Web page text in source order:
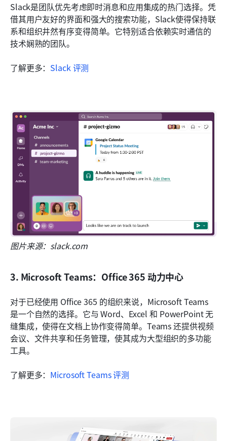
Slack是团队优先考虑即时消息和应用集成的热门选择。凭
借其用户友好的界面和强大的搜索功能，Slack使得保持联
系和组织井然有序变得简单。它特别适合依赖实时通信的
技术娴熟的团队。
了解更多： Slack 评测
图片来源：slack.com
3. Microsoft Teams：Office 365 动力中心
对于已经使用 Office 365 的组织来说，Microsoft Teams
是一个自然的选择。它与 Word、Excel 和 PowerPoint 无
缝集成，使得在文档上协作变得简单。Teams 还提供视频
会议、文件共享和任务管理，使其成为大型组织的多功能
工具。
了解更多： Microsoft Teams 评测